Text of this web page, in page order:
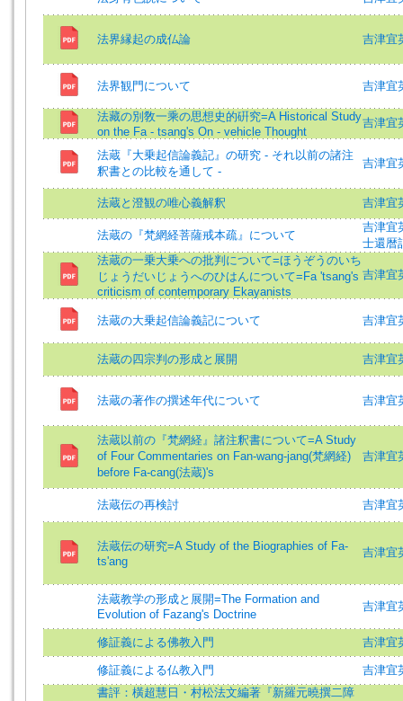
法界縁起の成仏論 吉津宜
法界観門について 吉津宜
法藏の別敎一乘の思想史的硏究=A Historical Study
on the Fa - tsang's On - vehicle Thought
吉津宜
法蔵『大乗起信論義記』の研究 ‐ それ以前の諸注
釈書との比較を通して ‐
吉津宜
法蔵と澄観の唯心義解釈 吉津宜
法蔵の『梵網経菩薩戒本疏』について
吉津宜
士還暦
法蔵の一乗大乗への批判について=ほうぞうのいち
じょうだいじょうへのひはんについて=Fa 'tsang's
criticism of contemporary Ekayanists
吉津宜
法蔵の大乗起信論義記について 吉津宜
法蔵の四宗判の形成と展開 吉津宜
法蔵の著作の撰述年代について 吉津宜
法蔵以前の『梵網経』諸注釈書について=A Study
of Four Commentaries on Fan-wang-jang(梵網経)
before Fa-cang(法蔵)'s
吉津宜
法蔵伝の再検討 吉津宜
法蔵伝の研究=A Study of the Biographies of Fa-
ts'ang
吉津宜
法蔵教学の形成と展開=The Formation and
Evolution of Fazang's Doctrine
吉津宜
修証義による佛教入門 吉津宜
修証義による仏教入門
吉津宜
書評：橫超慧日・村松法文編著『新羅元曉撰二障